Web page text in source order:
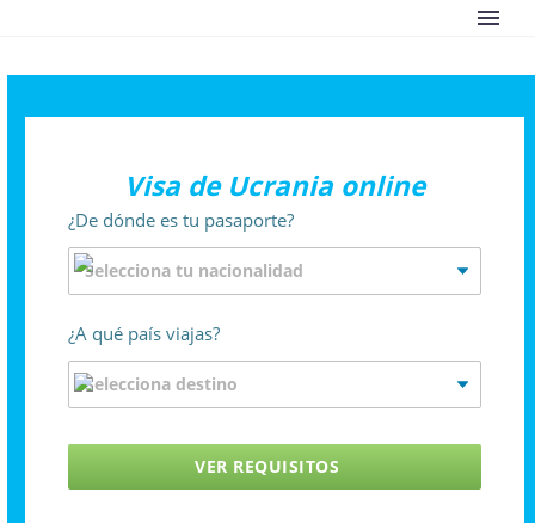
Visa de Ucrania online
¿De dónde es tu pasaporte?
¿A qué país viajas?
VER REQUISITOS